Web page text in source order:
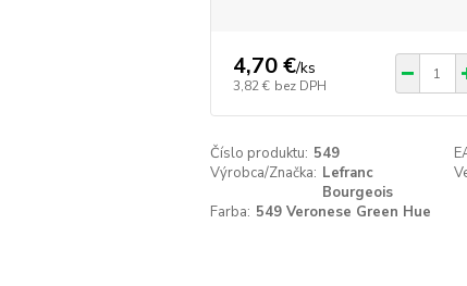
4,70 €/ks
3,82 € bez DPH
Číslo produktu: 549
Výrobca/Značka: Lefranc
Bourgeois
Farba: 549 Veronese Green Hue